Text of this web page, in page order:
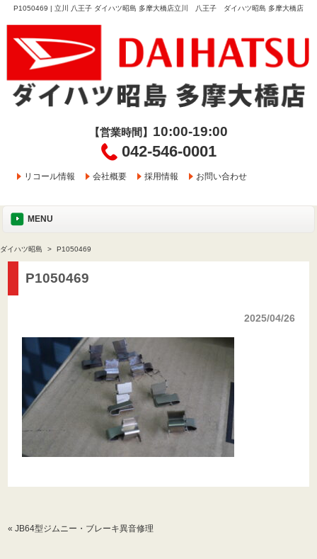
P1050469 | 立川 八王子 ダイハツ昭島 多摩大橋店立川 八王子 ダイハツ昭島 多摩大橋店
【営業時間】 10:00-19:00
042-546-0001
リコール情報 会社概要 採用情報 お問い合わせ
MENU
ダイハツ昭島 P1050469
P1050469
2025/04/26
«JB64型ジムニー・ブレーキ異音修理